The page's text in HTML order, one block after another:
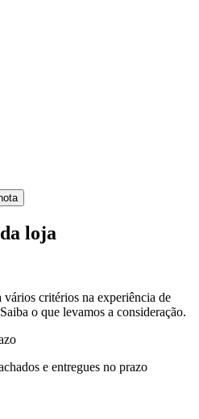
loja
vários critérios na experiência de
o que levamos a consideração.
e entregues no prazo